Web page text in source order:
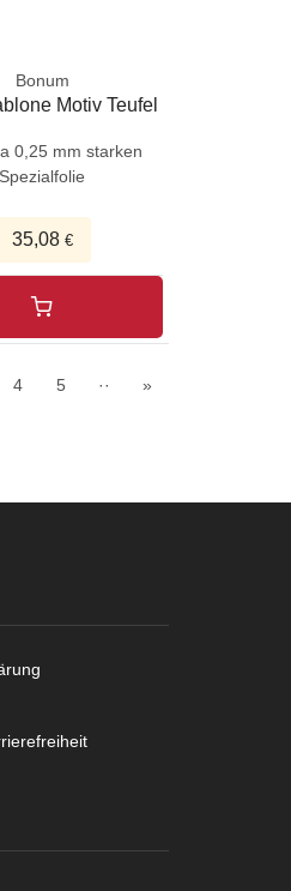
Bonum
Motiv Teufel
0,25 mm starken
Spezialfolie
35,08€
4 5 ·· »